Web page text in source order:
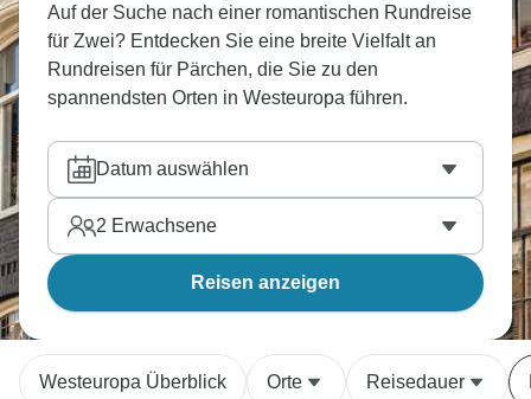
Auf der Suche nach einer romantischen Rundreise
für Zwei? Entdecken Sie eine breite Vielfalt an
Rundreisen für Pärchen, die Sie zu den
spannendsten Orten in Westeuropa führen.
Datum auswählen
2 Erwachsene
Reisen anzeigen
Westeuropa Überblick Orte Reisedauer